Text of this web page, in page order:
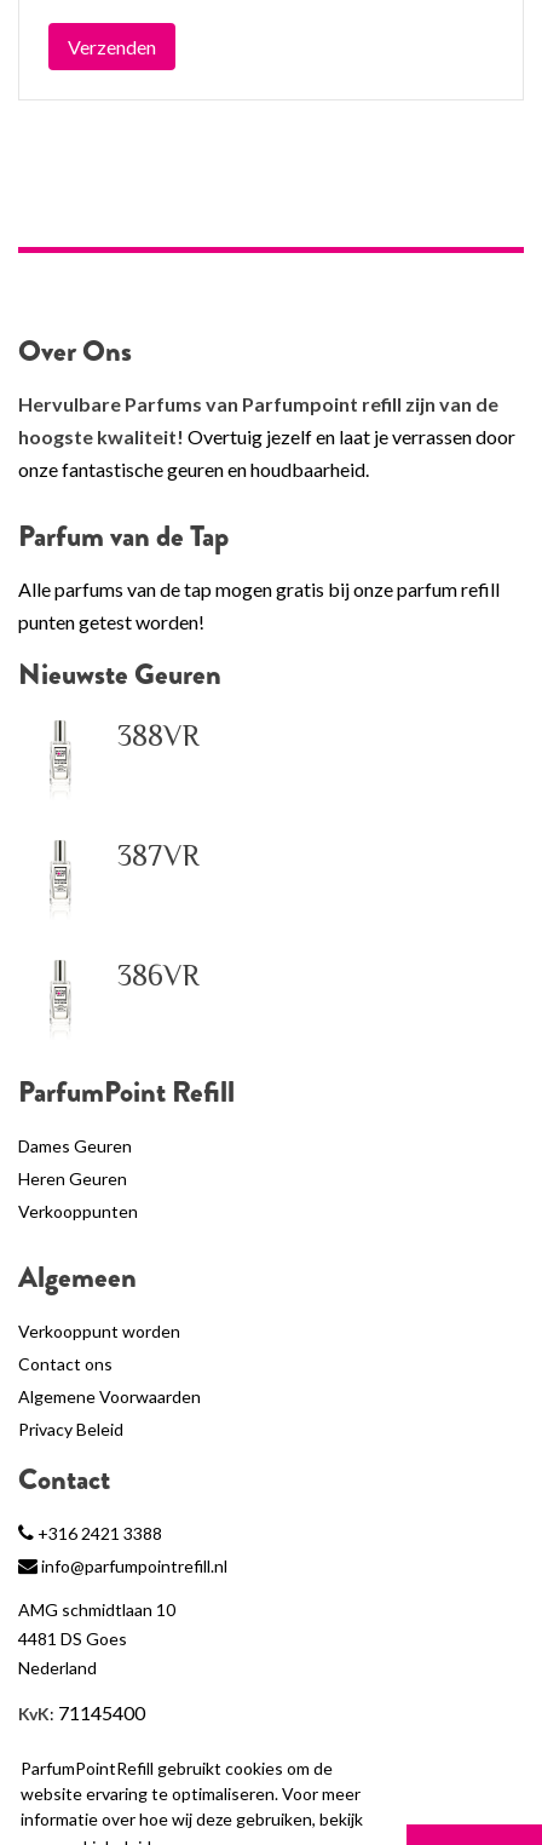
ParfumPointRefill gebruikt cookies om de
website ervaring te optimaliseren. Voor meer
informatie over hoe wij deze gebruiken, bekijk
Over Ons
Hervulbare Parfums van Parfumpoint refill zijn van de
hoogste kwaliteit! Overtuig jezelf en laat je verrassen door
onze fantastische geuren en houdbaarheid.
Parfum van de Tap
Alle parfums van de tap mogen gratis bij onze parfum refill
punten getest worden!
Nieuwste Geuren
388VR
387VR
386VR
ParfumPoint Refill
Dames Geuren
Heren Geuren
Verkooppunten
Algemeen
Verkooppunt worden
Contact ons
Algemene Voorwaarden
Privacy Beleid
Contact
+316 2421 3388
info@parfumpointrefill.nl
AMG schmidtlaan 10
4481 DS Goes
Nederland
KvK: 71145400